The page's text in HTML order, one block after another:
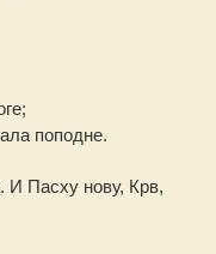
поподне.
И Пасху нову, Крв,